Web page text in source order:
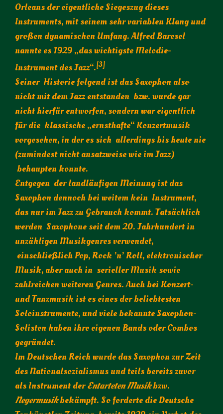
Orleans der eigentliche Siegeszug dieses
Instruments, mit seinem sehr variablen Klang und
großen dynamischen Umfang. Alfred Baresel
nannte es 1929 „das wichtigste Melodie-
Instrument des Jazz“.[3]
Seiner Historie folgend ist das Saxophon also
nicht mit dem Jazz entstanden bzw. wurde gar
nicht hierfür entworfen, sondern war eigentlich
für die klassische „ernsthafte“ Konzertmusik
vorgesehen, in der es sich allerdings bis heute nie
(zumindest nicht ansatzweise wie im Jazz)
behaupten konnte.
Entgegen der landläufigen Meinung ist das
Saxophon dennoch bei weitem kein Instrument,
das nur im Jazz zu Gebrauch kommt. Tatsächlich
werden Saxophone seit dem 20. Jahrhundert in
unzähligen Musikgenres verwendet,
einschließlich Pop, Rock ’n’ Roll, elektronischer
Musik, aber auch in serieller Musik sowie
zahlreichen weiteren Genres. Auch bei Konzert-
und Tanzmusik ist es eines der beliebtesten
Soloinstrumente, und viele bekannte Saxophon-
Solisten haben ihre eigenen Bands oder Combos
gegründet.
Im Deutschen Reich wurde das Saxophon zur Zeit
des Nationalsozialismus und teils bereits zuvor
als Instrument derEntarteten Musikbzw.
Negermusikbekämpft. So forderte die Deutsche